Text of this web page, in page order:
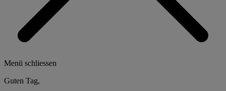
Menü schliessen
Guten Tag,